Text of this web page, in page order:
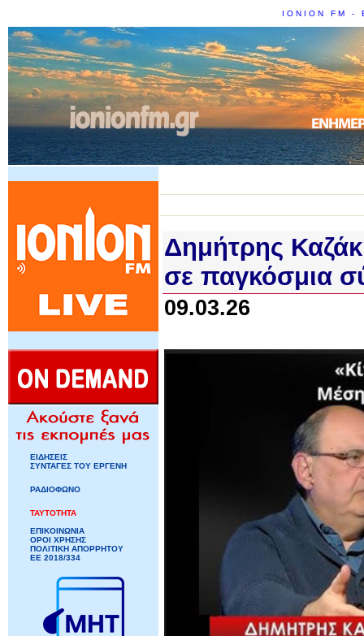
IONION FM -
ΕΙΔΗΣΕΙΣ
ΣΥΝΤΑΓΕΣ ΤΟΥ ΕΡΓΕΝΗ
ΡΑΔΙΟΦΩΝΟ
ΤΑΥΤΟΤΗΤΑ
ΕΠΙΚΟΙΝΩΝΙΑ
ΟΡΟΙ ΧΡΗΣΗΣ
ΠΟΛΙΤΙΚΗ ΑΠΟΡΡΗΤΟΥ
ΕΕ 2018/334
Δημήτρης
σε παγκόσμια
09.03.26